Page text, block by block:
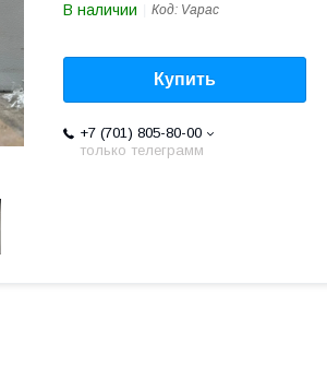
В наличии Код: Vapac
Купить
+7 (701) 805-80-00
только телеграмм